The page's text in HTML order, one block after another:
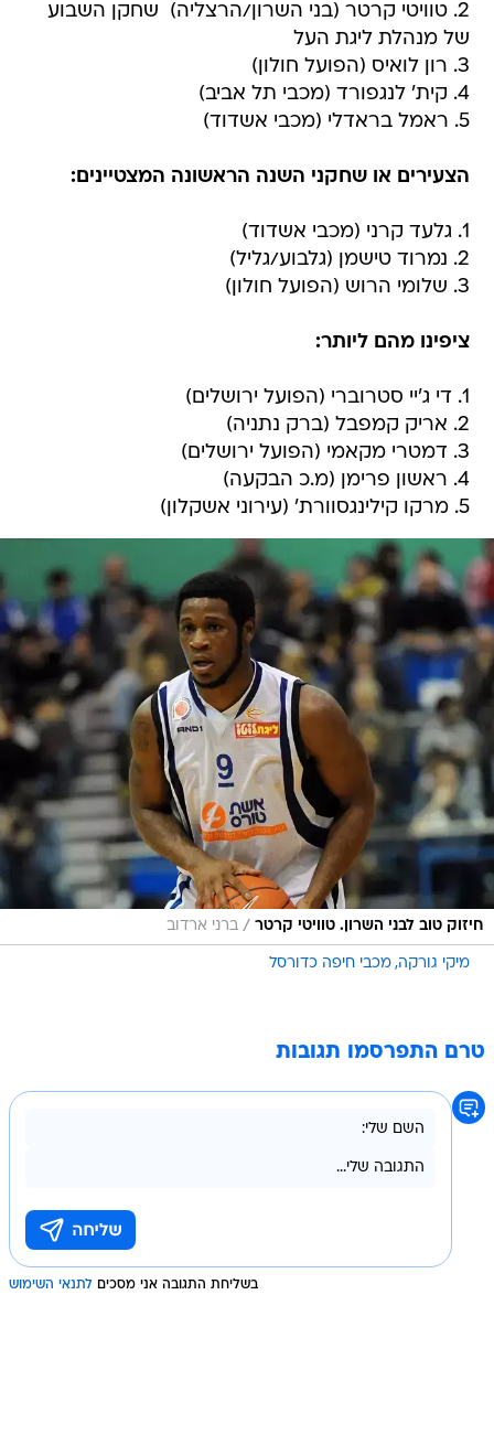
2. טוויטי קרטר (בני השרון/הרצליה)  שחקן השבוע
של מנהלת ליגת העל
3. רון לואיס (הפועל חולון)
4. קית' לנגפורד (מכבי תל אביב)
5. ראמל בראדלי (מכבי אשדוד)
הצעירים או שחקני השנה הראשונה המצטיינים:
1. גלעד קרני (מכבי אשדוד)
2. נמרוד טישמן (גלבוע/גליל)
3. שלומי הרוש (הפועל חולון)
ציפינו מהם ליותר:
1. די ג'יי סטרוברי (הפועל ירושלים)
2. אריק קמפבל (ברק נתניה)
3. דמטרי מקאמי (הפועל ירושלים)
4. ראשון פרימן (מ.כ הבקעה)
5. מרקו קילינגסוורת' (עירוני אשקלון)
חיזוק טוב לבני השרון. טוויטי קרטר / ברני ארדוב
מיקי גורקה מכבי חיפה כדורסל
טרם התפרסמו תגובות
בשליחת התגובה אני מסכים לתנאי השימוש